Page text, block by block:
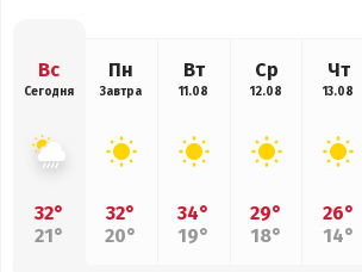
Вс
Сегодня
32°
21°
Пн
Завтра
32°
20°
Вт
11.08
34°
19°
Ср
12.08
29°
18°
Чт
13.08
26°
14°